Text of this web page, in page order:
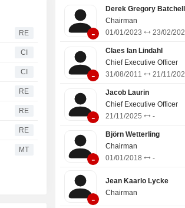
RE
CI
CI
RE
RE
RE
MT
-
Derek Gregory
Chairman
01/01/2023
23/02/
-
Claes Ian Lindahl
Chief Executive Officer
31/08/2011
21/11/
-
Jacob Laurin
Chief Executive Officer
21/11/2025
-
-
Björn Wetterling
Chairman
01/01/2018
-
-
Jean Kaarlo Lycke
Chairman